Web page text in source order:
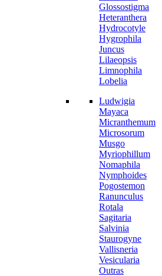
Glossostigma
Heteranthera
Hydrocotyle
Hygrophila
Juncus
Lilaeopsis
Limnophila
Lobelia
Ludwigia
Mayaca
Micranthemum
Microsorum
Musgo
Myriophillum
Nomaphila
Nymphoides
Pogostemon
Ranunculus
Rotala
Sagitaria
Salvinia
Staurogyne
Vallisneria
Vesicularia
Outras